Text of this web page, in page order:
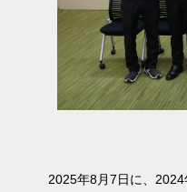
2025年8月7日に、